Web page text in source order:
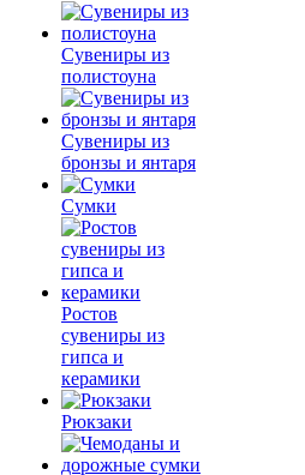
Сувениры из
полистоуна
Сувениры из
бронзы и янтаря
Сумки
Ростов
сувениры из
гипса и
керамики
Рюкзаки